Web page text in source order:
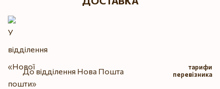
До відділення Нова Пошта
тарифи
перевізника